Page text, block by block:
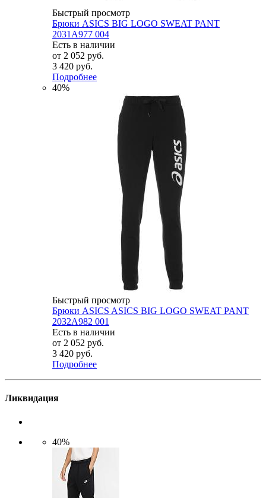
Быстрый просмотр
Брюки ASICS BIG LOGO SWEAT PANT
2031A977 004
Есть в наличии
от 2 052 руб.
3 420 руб.
Подробнее
40%
Быстрый просмотр
Брюки ASICS ASICS BIG LOGO SWEAT PANT
2032A982 001
Есть в наличии
от 2 052 руб.
3 420 руб.
Подробнее
Ликвидация
40%